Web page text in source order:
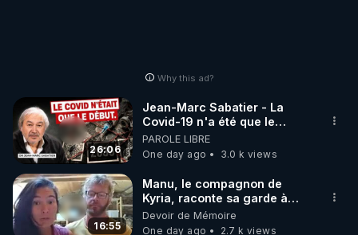
Why this ad?
26:06
Jean-Marc Sabatier - La
Covid-19 n'a été que le
début - L'ARNm & l'ARNm-aa
jusqu où auront-t-il ?
PAROLE LIBRE
One day ago
3.0 k views
16:55
Manu, le compagnon de
Kyria, raconte sa garde à
vue musclée. PARTAGEZ!
Devoir de Mémoire
One day ago
2.7 k views